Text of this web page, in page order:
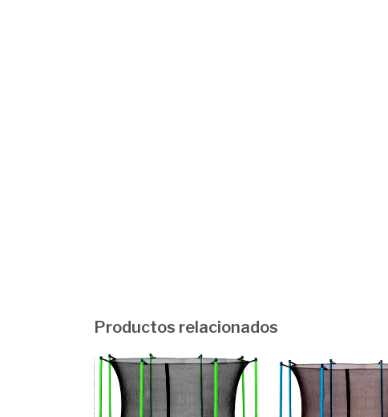
Productos relacionados